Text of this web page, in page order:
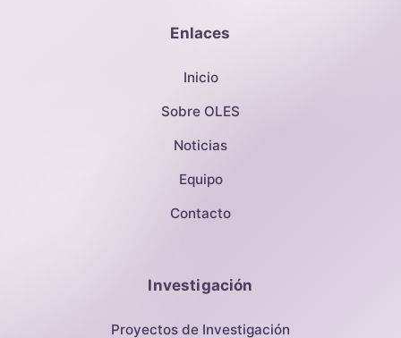
Enlaces
Inicio
Sobre OLES
Noticias
Equipo
Contacto
Investigación
Proyectos de Investigación